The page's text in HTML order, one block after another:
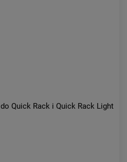
do Quick Rack i Quick Rack Light